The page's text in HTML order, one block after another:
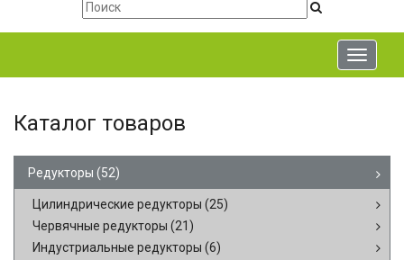
Toggle
Каталог товаров
Редукторы (52)
Цилиндрические редукторы (25)
Червячные редукторы (21)
Индустриальные редукторы (6)